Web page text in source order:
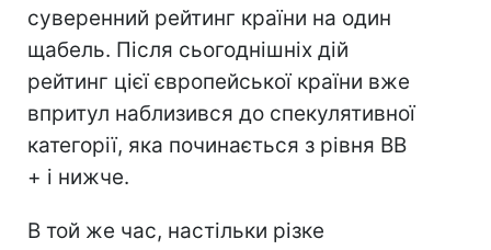
суверенний рейтинг країни на один
щабель. Після сьогоднішніх дій
рейтинг цієї європейської країни вже
впритул наблизився до спекулятивної
категорії, яка починається з рівня BB
+ і нижче.
В той же час, настільки різке